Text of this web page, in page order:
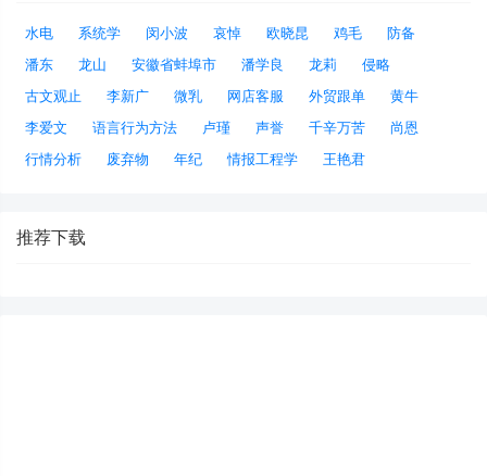
水电 系统学 闵小波 哀悼 欧晓昆 鸡毛
防备
潘东
龙山 安徽省蚌埠市 潘学良 龙莉
侵略
古文观止
李新广 微乳 网店客服 外贸跟单
黄牛
李爱文
语言行为方法 卢瑾 声誉 千辛万苦
尚恩
行情分析
废弃物 年纪 情报工程学 王艳君
推荐下载